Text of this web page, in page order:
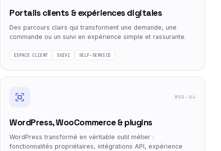
Portails clients & expériences digitales
Des parcours clairs qui transforment une demande, une
commande ou un suivi en expérience simple et rassurante.
ESPACE CLIENT SUIVI SELF-SERVICE
MOD·04
WordPress, WooCommerce & plugins
WordPress transformé en véritable outil métier :
fonctionnalités propriétaires, intégrations API, expérience